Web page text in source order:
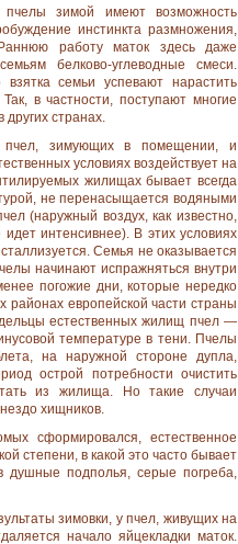
зимой имеют возможность
инстинкта размножения,
работу маток здесь даже
белково-углеводные смеси.
взятка семьи успевают нарас­тить
в частности, поступают многие
странах.
пчел, зимующих в помещении, и
условиях воздействует на
жи­лищах бывает всегда
не перенасыщается водяными
(наружный воздух, как известно,
интенсивнее). В этих условиях
Семья не оказывается
начинают испражняться внутри
погожие дни, которые нередко
европейской части страны
естест­венных жилищ пчел —
температуре в тени. Пчелы
на наружной стороне дупла,
острой потребности очистить
из жилища. Но такие случаи
хищников.
сформировался, естественное
степени, в какой это часто бывает
под­полья, серые погреба,
зимовки, у пчел, живущих на
начало яйцекладки маток.